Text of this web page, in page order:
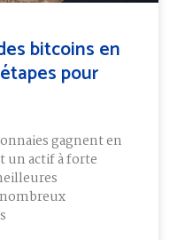
bitcoins en
pour
gagnent en
un actif à forte